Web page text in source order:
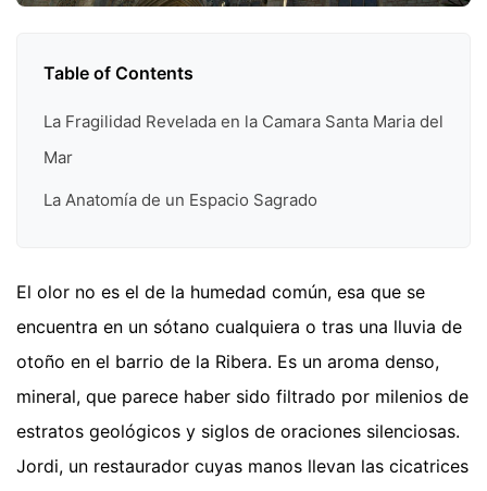
Table of Contents
La Fragilidad Revelada en la Camara Santa Maria del
Mar
La Anatomía de un Espacio Sagrado
El olor no es el de la humedad común, esa que se
encuentra en un sótano cualquiera o tras una lluvia de
otoño en el barrio de la Ribera. Es un aroma denso,
mineral, que parece haber sido filtrado por milenios de
estratos geológicos y siglos de oraciones silenciosas.
Jordi, un restaurador cuyas manos llevan las cicatrices